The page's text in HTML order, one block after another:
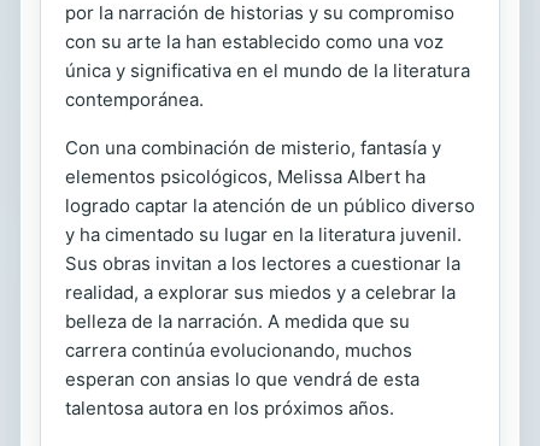
por la narración de historias y su compromiso
con su arte la han establecido como una voz
única y significativa en el mundo de la literatura
contemporánea.
Con una combinación de misterio, fantasía y
elementos psicológicos, Melissa Albert ha
logrado captar la atención de un público diverso
y ha cimentado su lugar en la literatura juvenil.
Sus obras invitan a los lectores a cuestionar la
realidad, a explorar sus miedos y a celebrar la
belleza de la narración. A medida que su
carrera continúa evolucionando, muchos
esperan con ansias lo que vendrá de esta
talentosa autora en los próximos años.